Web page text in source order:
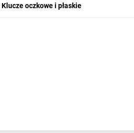
Klucze oczkowe i płaskie